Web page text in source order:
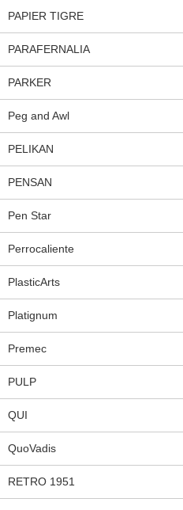
PAPIER TIGRE
PARAFERNALIA
PARKER
Peg and Awl
PELIKAN
PENSAN
Pen Star
Perrocaliente
PlasticArts
Platignum
Premec
PULP
QUI
QuoVadis
RETRO 1951